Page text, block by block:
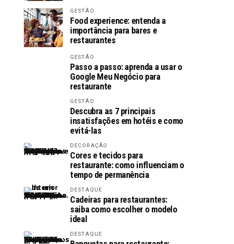
GESTÃO
Food experience: entenda a
importância para bares e
restaurantes
GESTÃO
Passo a passo: aprenda a usar o
Google Meu Negócio para
restaurante
GESTÃO
Descubra as 7 principais
insatisfações em hotéis e como
evitá-las
DECORAÇÃO
Cores e tecidos para
restaurante: como influenciam o
tempo de permanência
DESTAQUE
Cadeiras para restaurantes:
saiba como escolher o modelo
ideal
DESTAQUE